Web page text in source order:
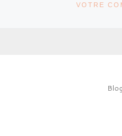
VOTRE